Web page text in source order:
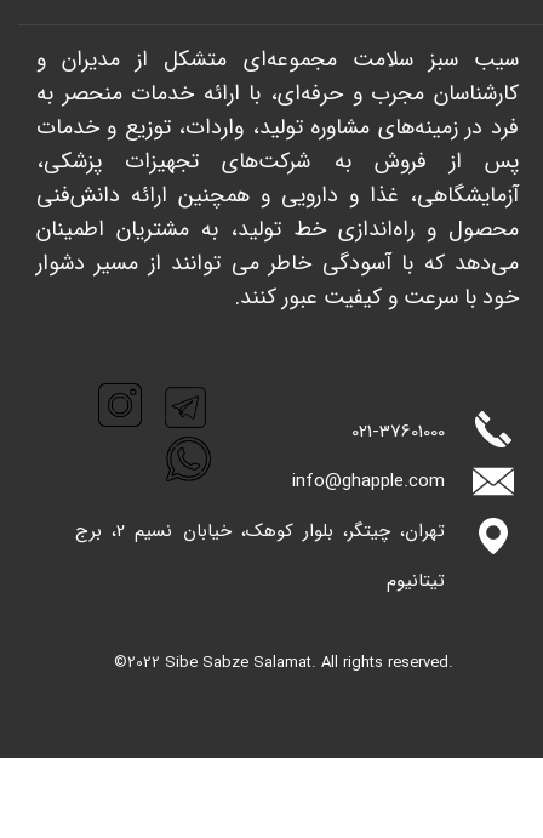
©2022 Sibe Sabze Salamat. All rights reserved.
سیب سبز سلامت مجموعه‌ای متشکل از مدیران و
کارشناسان مجرب و حرفه‌ای، با ارائه خدمات منحصر به
فرد در زمینه‌های مشاوره تولید، واردات، توزیع و خدمات
پس از فروش به شرکت‌های تجهیزات پزشکی،
آزمایشگاهی، غذا و دارویی و همچنین ارائه دانش‌فنی
محصول و راه‌اندازی خط تولید، به مشتریان اطمینان
می‌دهد که با آسودگی خاطر می توانند از مسیر دشوار
خود با سرعت و کیفیت عبور کنند. ​​​​​​​
021-37601000
info@ghappl​​​​​​​e.com
تهران، چیتگر، بلوار کوهک، خیابان نسیم 2، برج
تیتانیوم